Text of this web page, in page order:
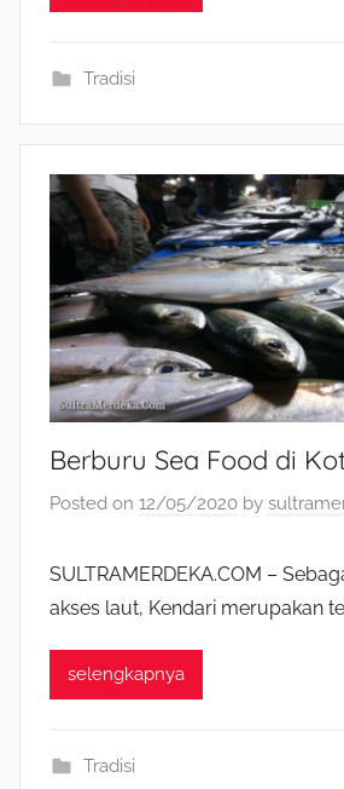
Tradisi
Berburu Sea Food di
Posted on 12/05/2020 by
SULTRAMERDEKA.COM –
akses laut, Kendari merupakan
selengkapnya
Tradisi